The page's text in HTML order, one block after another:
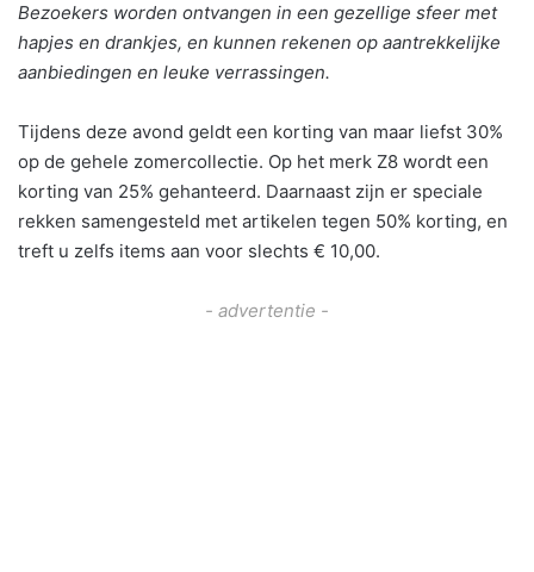
Bezoekers worden ontvangen in een gezellige sfeer met
hapjes en drankjes, en kunnen rekenen op aantrekkelijke
aanbiedingen en leuke verrassingen.
Tijdens deze avond geldt een korting van maar liefst 30%
op de gehele zomercollectie. Op het merk Z8 wordt een
korting van 25% gehanteerd. Daarnaast zijn er speciale
rekken samengesteld met artikelen tegen 50% korting, en
treft u zelfs items aan voor slechts € 10,00.
- advertentie -